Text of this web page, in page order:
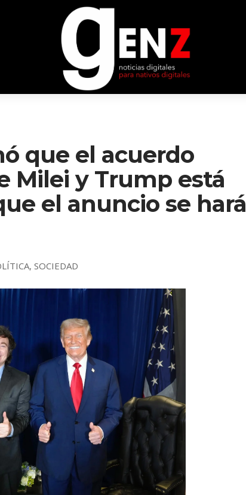
que el acuerdo
Milei y Trump está
el anuncio se hará
,SOCIEDAD